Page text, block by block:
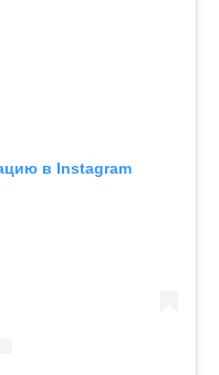
в Instagram